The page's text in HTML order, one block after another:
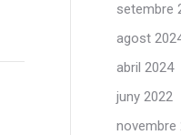
setembre
agost
abril 2024
juny 2022
novembre